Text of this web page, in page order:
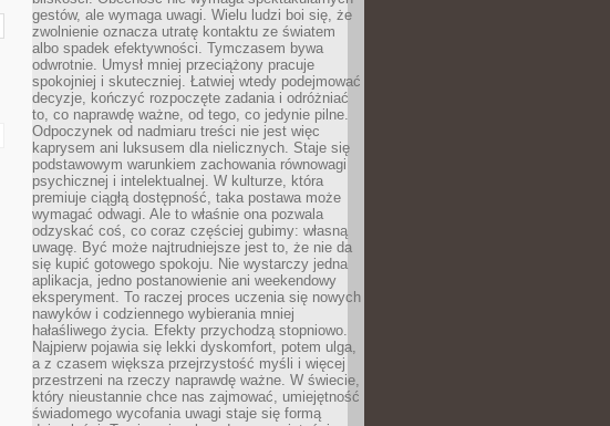
gestów, ale wymaga uwagi. Wielu ludzi boi się, że
zwolnienie oznacza utratę kontaktu ze światem
albo spadek efektywności. Tymczasem bywa
odwrotnie. Umysł mniej przeciążony pracuje
spokojniej i skuteczniej. Łatwiej wtedy podejmować
decyzje, kończyć rozpoczęte zadania i odróżniać
to, co naprawdę ważne, od tego, co jedynie pilne.
Odpoczynek od nadmiaru treści nie jest więc
kaprysem ani luksusem dla nielicznych. Staje się
podstawowym warunkiem zachowania równowagi
psychicznej i intelektualnej. W kulturze, która
premiuje ciągłą dostępność, taka postawa może
wymagać odwagi. Ale to właśnie ona pozwala
odzyskać coś, co coraz częściej gubimy: własną
uwagę. Być może najtrudniejsze jest to, że nie da
się kupić gotowego spokoju. Nie wystarczy jedna
aplikacja, jedno postanowienie ani weekendowy
eksperyment. To raczej proces uczenia się nowych
nawyków i codziennego wybierania mniej
hałaśliwego życia. Efekty przychodzą stopniowo.
Najpierw pojawia się lekki dyskomfort, potem ulga,
a z czasem większa przejrzystość myśli i więcej
przestrzeni na rzeczy naprawdę ważne. W świecie,
który nieustannie chce nas zajmować, umiejętność
świadomego wycofania uwagi staje się formą